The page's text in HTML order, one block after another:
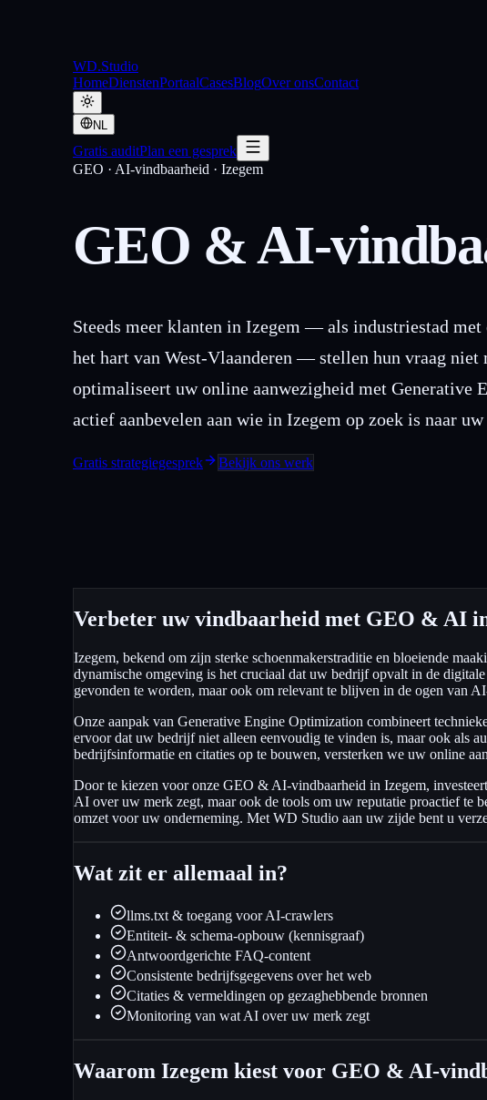
WD.Studio
HomeDienstenPortaalCasesBlogOver onsContact
NL
Gratis auditPlan een gesprek
GEO · AI-vindbaarheid · Izegem
GEO & AI-
Steeds meer klanten in Izegem — als industriestad
het hart van West-Vlaanderen — stellen hun vraag
optimaliseert uw online aanwezigheid met
actief aanbevelen aan wie in Izegem op zoek is naar uw
Gratis strategiegesprek Bekijk ons werk
Verbeter uw vindbaarheid met GEO & AI
Izegem, bekend om zijn sterke schoenmakerstraditie en bloeiende
dynamische omgeving is het cruciaal dat uw bedrijf opvalt in de
gevonden te worden, maar ook om relevant te blijven in de ogen van
Onze aanpak van Generative Engine Optimization combineert
ervoor dat uw bedrijf niet alleen eenvoudig te vinden is, maar ook als
bedrijfsinformatie en citaties op te bouwen, versterken we uw online
Door te kiezen voor onze GEO & AI-vindbaarheid in Izegem,
AI over uw merk zegt, maar ook de tools om uw reputatie proactief te
omzet voor uw onderneming. Met WD Studio aan uw zijde bent u
Wat zit er allemaal in?
llms.txt & toegang voor AI-crawlers
Entiteit- & schema-opbouw (kennisgraaf)
Antwoordgerichte FAQ-content
Consistente bedrijfsgegevens over het web
Citaties & vermeldingen op gezaghebbende bronnen
Monitoring van wat AI over uw merk zegt
Waarom Izegem kiest voor GEO & AI-